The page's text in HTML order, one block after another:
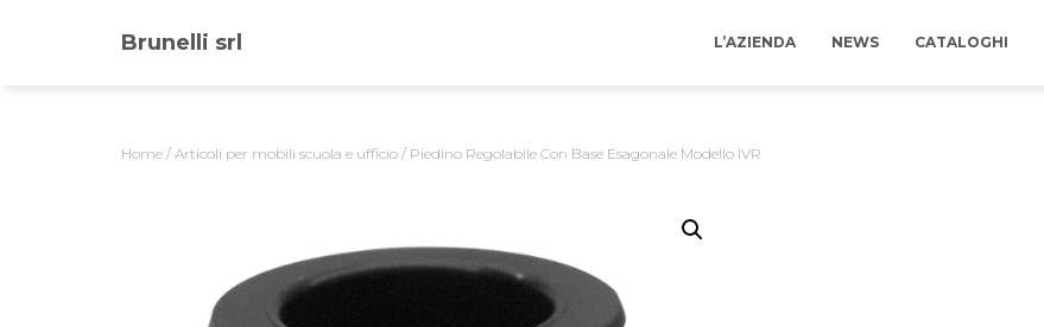
Brunelli srl L’AZIENDA NEWS CATALOGHI
Home / Articoli per mobili scuola e ufficio / Piedino Regolabile Con Base Esagonale Modello IVR